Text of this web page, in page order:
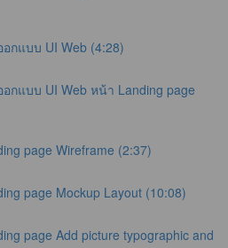
กแบบ UI Web (4:28)
อกแบบ UI Web หน้า Landing page
page Wireframe (2:37)
page Mockup Layout (10:08)
page Add picture typographic and